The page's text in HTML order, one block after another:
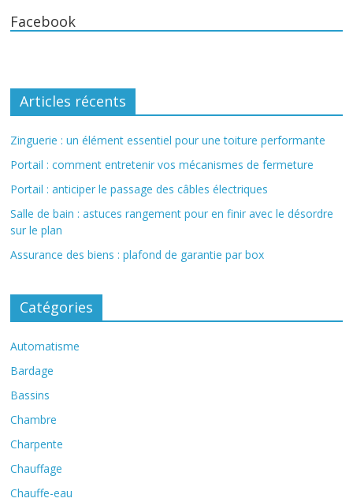
Facebook
Articles récents
Zinguerie : un élément essentiel pour une toiture performante
Portail : comment entretenir vos mécanismes de fermeture
Portail : anticiper le passage des câbles électriques
Salle de bain : astuces rangement pour en finir avec le désordre
sur le plan
Assurance des biens : plafond de garantie par box
Catégories
Automatisme
Bardage
Bassins
Chambre
Charpente
Chauffage
Chauffe-eau